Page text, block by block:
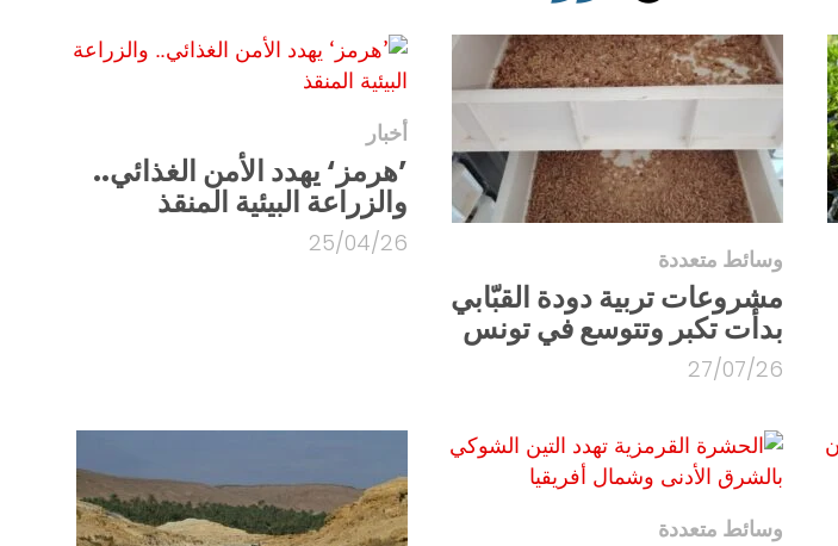
وسائط متعددة
مشروعات تربية دودة القبّابي
بدأت تكبر وتتوسع في تونس
27/07/26
أخبار
’هرمز‘ يهدد الأمن الغذائي..
والزراعة البيئية المنقذ
25/04/26
وسائط متعددة